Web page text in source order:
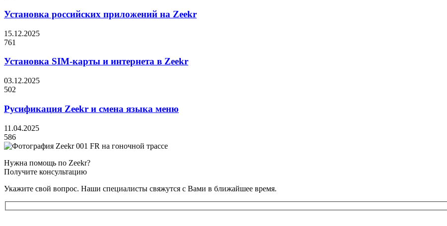
Установка российских приложений на Zeekr
15.12.2025
761
Установка SIM-карты и интернета в Zeekr
03.12.2025
502
Русификация Zeekr и смена языка меню
11.04.2025
586
Нужна помощь по Zeekr?
Получите консультацию
Укажите свой вопрос. Наши специалисты свяжутся с Вами в ближайшее время.